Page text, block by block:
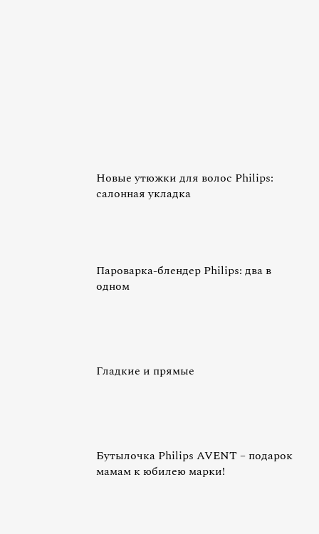
Новые утюжки для волос Philips:
салонная укладка
Пароварка-блендер Philips: два в
одном
Гладкие и прямые
Бутылочка Philips AVENT – подарок
мамам к юбилею марки!